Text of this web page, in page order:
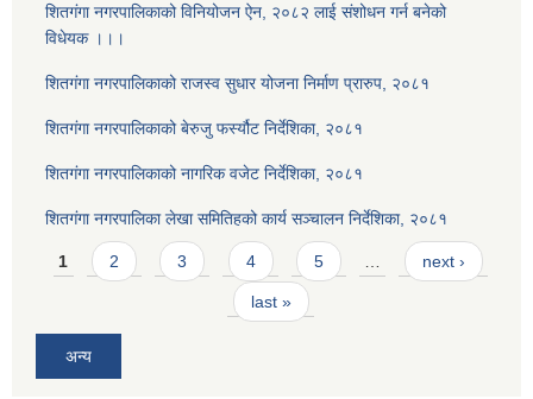
शितगंगा नगरपालिकाको विनियोजन ऐन, २०८२ लाई संशोधन गर्न बनेको
विधेयक ।।।
शितगंगा नगरपालिकाको राजस्व सुधार योजना निर्माण प्रारुप, २०८१
शितगंगा नगरपालिकाको बेरुजु फर्स्यौट निर्देशिका, २०८१
शितगंगा नगरपालिकाको नागरिक वजेट निर्देशिका, २०८१
शितगंगा नगरपालिका लेखा समितिहको कार्य सञ्चालन निर्देशिका, २०८१
Pages
1 2 3 4 5 next ›
last »
अन्य